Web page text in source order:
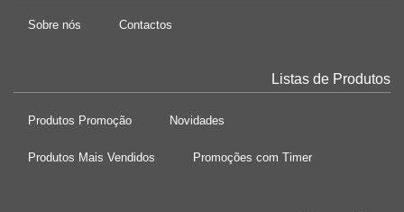
Sobre nós Contactos
Listas de Produtos
Produtos Promoção Novidades
Produtos Mais Vendidos Promoções com Timer